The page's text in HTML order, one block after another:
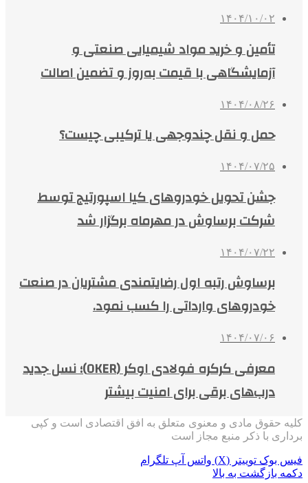
۱۴۰۴/۱۰/۰۲
تأمین و خرید مواد شیمیایی صنعتی و
آزمایشگاهی با قیمت به‌روز و تضمین اصالت
۱۴۰۴/۰۸/۲۶
حمل و نقل چندوجهی یا ترکیبی چیست؟
۱۴۰۴/۰۷/۲۵
جشن تحویل خودروهای کیا اسپورتیج توسط
شرکت برساوش در مهرماه برگزار شد
۱۴۰۴/۰۷/۲۲
برساوش رتبه اول رضایتمندی مشتریان در صنعت
خودروهای وارداتی را کسب نمود.
۱۴۰۴/۰۷/۰۶
معرفی کرکره فولادی اوکر (OKER)؛ نسل جدید
درب‌های برقی برای امنیت بیشتر
کلیه حقوق مادی و معنوی متعلق به افق اقتصادی است و کپی
برداری با ذکر منبع مجاز است
فیس بوک توییتر (X) واتس آپ تلگرام
دکمه بازگشت به بالا